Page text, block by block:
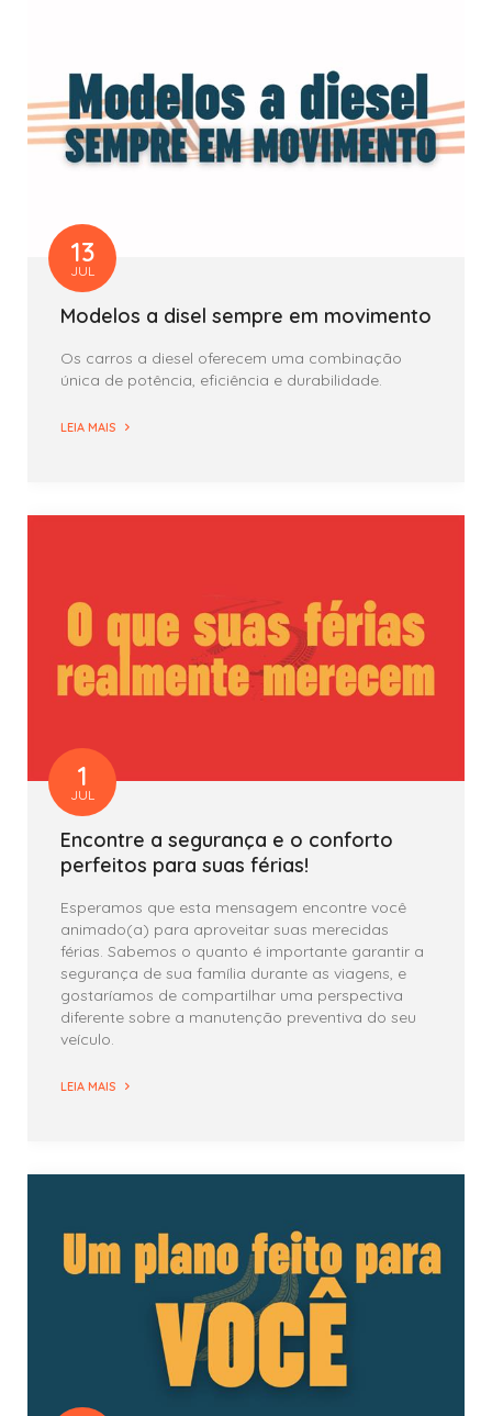
13
JUL
Modelos a disel sempre em movimento
Os carros a diesel oferecem uma combinação
única de potência, eficiência e durabilidade.
LEIA MAIS
1
JUL
Encontre a segurança e o conforto
perfeitos para suas férias!
Esperamos que esta mensagem encontre você
animado(a) para aproveitar suas merecidas
férias. Sabemos o quanto é importante garantir a
segurança de sua família durante as viagens, e
gostaríamos de compartilhar uma perspectiva
diferente sobre a manutenção preventiva do seu
veículo.
LEIA MAIS